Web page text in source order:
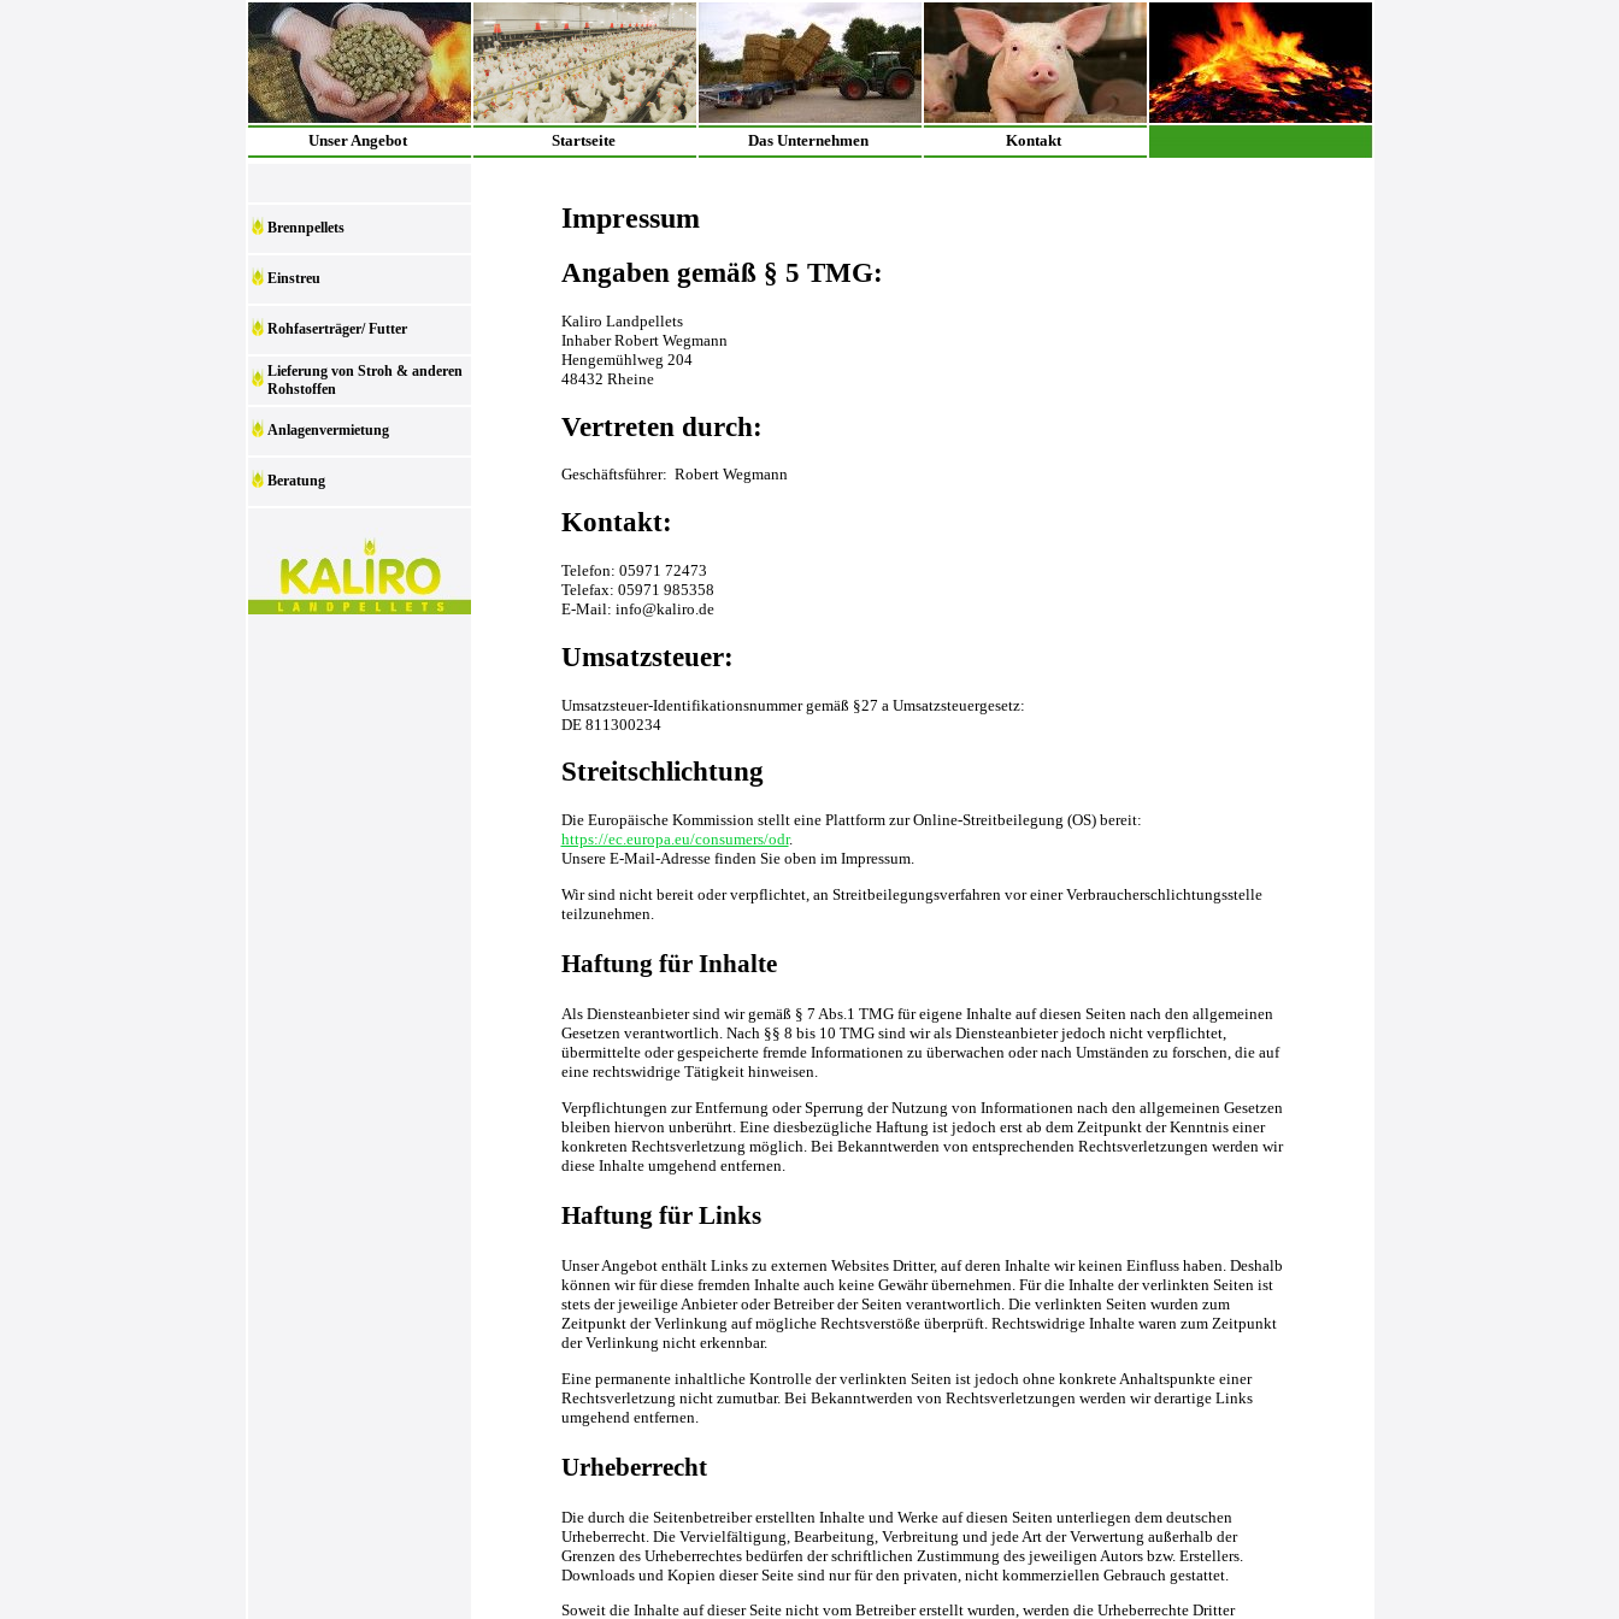
Unser Angebot Startseite Das Unternehmen Kontakt
Brennpellets
Einstreu
Rohfaserträger/ Futter
Lieferung von Stroh & anderen
Rohstoffen
Anlagenvermietung
Beratung
Impressum
Angaben gemäß § 5 TMG:
Kaliro Landpellets
Inhaber Robert Wegmann
Hengemühlweg 204
48432 Rheine
Vertreten durch:
Geschäftsführer: Robert Wegmann
Kontakt:
Telefon: 05971 72473
Telefax: 05971 985358
E-Mail: info@kaliro.de
Umsatzsteuer:
Umsatzsteuer-Identifikationsnummer gemäß §27 a Umsatzsteuergesetz:
DE 811300234
Streitschlichtung
Die Europäische Kommission stellt eine Plattform zur Online-Streitbeilegung (OS) bereit:
https://ec.europa.eu/consumers/odr.
Unsere E-Mail-Adresse finden Sie oben im Impressum.
Wir sind nicht bereit oder verpflichtet, an Streitbeilegungsverfahren vor einer Verbraucherschlichtungsstelle
teilzunehmen.
Haftung für Inhalte
Als Diensteanbieter sind wir gemäß § 7 Abs.1 TMG für eigene Inhalte auf diesen Seiten nach den allgemeinen
Gesetzen verantwortlich. Nach §§ 8 bis 10 TMG sind wir als Diensteanbieter jedoch nicht verpflichtet,
übermittelte oder gespeicherte fremde Informationen zu überwachen oder nach Umständen zu forschen, die auf
eine rechtswidrige Tätigkeit hinweisen.
Verpflichtungen zur Entfernung oder Sperrung der Nutzung von Informationen nach den allgemeinen Gesetzen
bleiben hiervon unberührt. Eine diesbezügliche Haftung ist jedoch erst ab dem Zeitpunkt der Kenntnis einer
konkreten Rechtsverletzung möglich. Bei Bekanntwerden von entsprechenden Rechtsverletzungen werden wir
diese Inhalte umgehend entfernen.
Haftung für Links
Unser Angebot enthält Links zu externen Websites Dritter, auf deren Inhalte wir keinen Einfluss haben. Deshalb
können wir für diese fremden Inhalte auch keine Gewähr übernehmen. Für die Inhalte der verlinkten Seiten ist
stets der jeweilige Anbieter oder Betreiber der Seiten verantwortlich. Die verlinkten Seiten wurden zum
Zeitpunkt der Verlinkung auf mögliche Rechtsverstöße überprüft. Rechtswidrige Inhalte waren zum Zeitpunkt
der Verlinkung nicht erkennbar.
Eine permanente inhaltliche Kontrolle der verlinkten Seiten ist jedoch ohne konkrete Anhaltspunkte einer
Rechtsverletzung nicht zumutbar. Bei Bekanntwerden von Rechtsverletzungen werden wir derartige Links
umgehend entfernen.
Urheberrecht
Die durch die Seitenbetreiber erstellten Inhalte und Werke auf diesen Seiten unterliegen dem deutschen
Urheberrecht. Die Vervielfältigung, Bearbeitung, Verbreitung und jede Art der Verwertung außerhalb der
Grenzen des Urheberrechtes bedürfen der schriftlichen Zustimmung des jeweiligen Autors bzw. Erstellers.
Downloads und Kopien dieser Seite sind nur für den privaten, nicht kommerziellen Gebrauch gestattet.
Soweit die Inhalte auf dieser Seite nicht vom Betreiber erstellt wurden, werden die Urheberrechte Dritter